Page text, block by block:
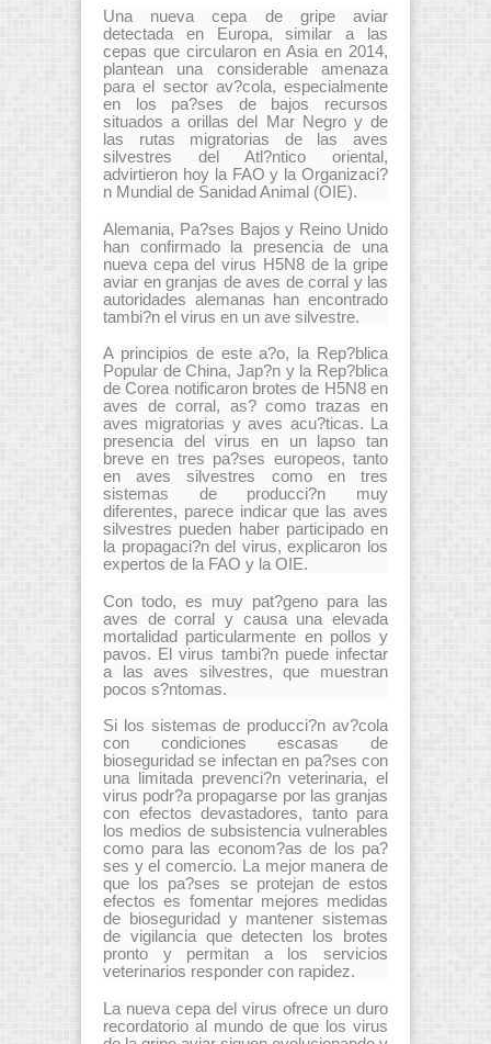
Una nueva cepa de gripe aviar
detectada en Europa, similar a las
cepas que circularon en Asia en 2014,
plantean una considerable amenaza
para el sector av?cola, especialmente
en los pa?ses de bajos recursos
situados a orillas del Mar Negro y de
las rutas migratorias de las aves
silvestres del Atl?ntico oriental,
advirtieron hoy la FAO y la Organizaci?
n Mundial de Sanidad Animal (OIE).
Alemania, Pa?ses Bajos y Reino Unido
han confirmado la presencia de una
nueva cepa del virus H5N8 de la gripe
aviar en granjas de aves de corral y las
autoridades alemanas han encontrado
tambi?n el virus en un ave silvestre.
A principios de este a?o, la Rep?blica
Popular de China, Jap?n y la Rep?blica
de Corea notificaron brotes de H5N8 en
aves de corral, as? como trazas en
aves migratorias y aves acu?ticas. La
presencia del virus en un lapso tan
breve en tres pa?ses europeos, tanto
en aves silvestres como en tres
sistemas de producci?n muy
diferentes, parece indicar que las aves
silvestres pueden haber participado en
la propagaci?n del virus, explicaron los
expertos de la FAO y la OIE.
Con todo, es muy pat?geno para las
aves de corral y causa una elevada
mortalidad particularmente en pollos y
pavos. El virus tambi?n puede infectar
a las aves silvestres, que muestran
pocos s?ntomas.
Si los sistemas de producci?n av?cola
con condiciones escasas de
bioseguridad se infectan en pa?ses con
una limitada prevenci?n veterinaria, el
virus podr?a propagarse por las granjas
con efectos devastadores, tanto para
los medios de subsistencia vulnerables
como para las econom?as de los pa?
ses y el comercio. La mejor manera de
que los pa?ses se protejan de estos
efectos es fomentar mejores medidas
de bioseguridad y mantener sistemas
de vigilancia que detecten los brotes
pronto y permitan a los servicios
veterinarios responder con rapidez.
La nueva cepa del virus ofrece un duro
recordatorio al mundo de que los virus